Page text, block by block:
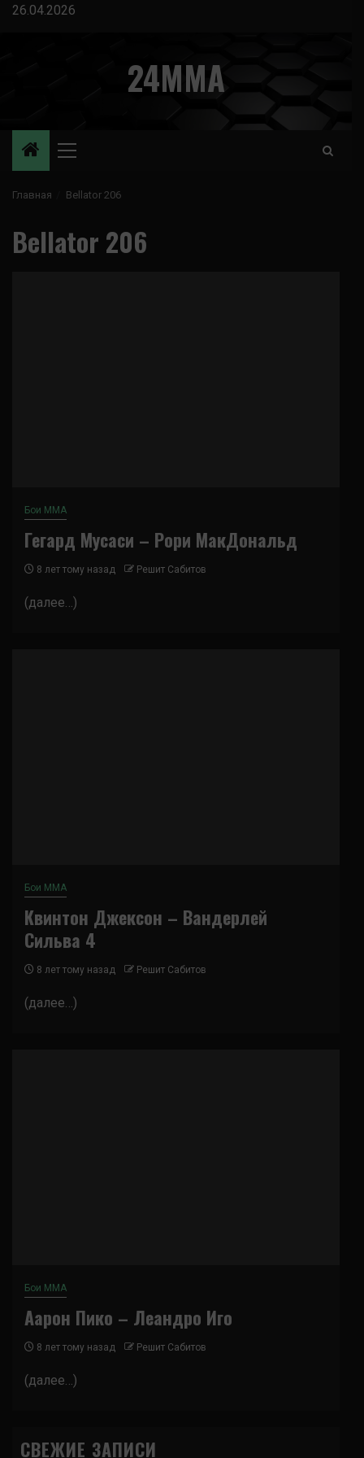
Перейти
26.04.2026
24MMA
Основное
Главная Bellator 206
Bellator 206
Бои ММА
Гегард Мусаси – Рори МакДональд
8 лет тому назад Решит Сабитов
(далее…)
Бои ММА
Квинтон Джексон – Вандерлей
Сильва 4
8 лет тому назад Решит Сабитов
(далее…)
Бои ММА
Аарон Пико – Леандро Иго
8 лет тому назад Решит Сабитов
(далее…)
СВЕЖИЕ ЗАПИСИ